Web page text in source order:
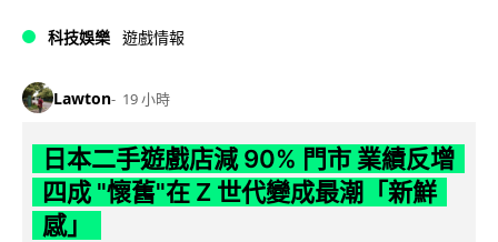
科技娛樂 遊戲情報
Lawton 19 小時
日本二手遊戲店減 90% 門市 業績反增
四成 "懷舊"在 Z 世代變成最潮「新鮮
感」